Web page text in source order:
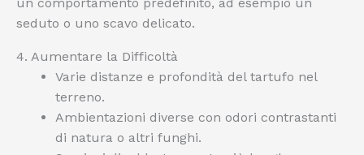
seduto o uno scavo delicato.
4. Aumentare la Difficoltà
Varie distanze e profondità del tartufo nel
terreno.
Ambientazioni diverse con odori contrastanti
di natura o altri funghi.